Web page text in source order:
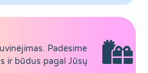
Padėsime
ir būdus pagal Jūsų